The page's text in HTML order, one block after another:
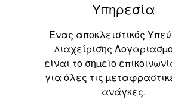
Υπηρεσία
Ένας αποκλειστικός
Διαχείρισης
είναι το σημείο
για όλες τις
ανάγκες.